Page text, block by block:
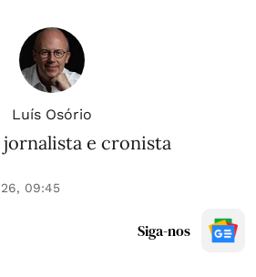
Luís Osório
e cronista
09:45
Siga-nos